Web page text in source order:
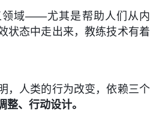
领域——尤其是帮助人们从内
状态中走出来，教练技术有着
，人类的行为改变，依赖三个
整、行动设计。